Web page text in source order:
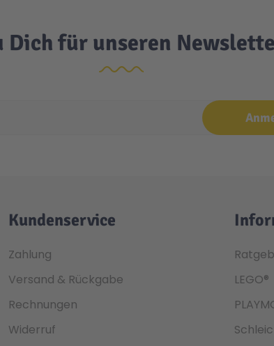
Dich für unseren
Kundenservice
Zahlung
Versand & Rückgabe
Rechnungen
Widerruf
LEGO®